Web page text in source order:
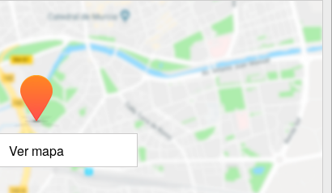
Ver mapa